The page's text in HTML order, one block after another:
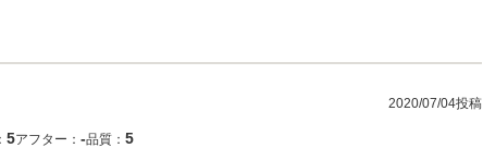
2020/07/04投稿
5アフター： ‐品質： 5